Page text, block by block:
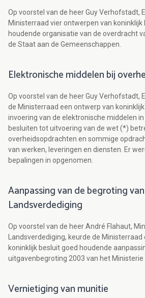
Op voorstel van de heer Guy Verhofstadt,
Ministerraad vier ontwerpen van koninklijk
houdende organisatie van de overdracht
de Staat aan de Gemeenschappen.
Elektronische middelen bij
Op voorstel van de heer Guy Verhofstadt,
de Ministerraad een ontwerp van
invoering van de elektronische middelen
besluiten tot uitvoering van de wet (*)
overheidsopdrachten en sommige
van werken, leveringen en diensten. Er
bepalingen in opgenomen.
Aanpassing van de begroting van
Landsverdediging
Op voorstel van de heer André Flahaut,
Landsverdediging, keurde de
koninklijk besluit goed houdende
uitgavenbegroting 2003 van het Ministerie
Vernietiging van munitie